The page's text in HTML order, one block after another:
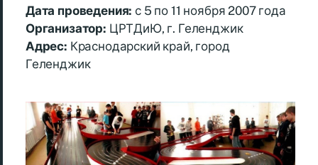
Дата проведения: с 5 по 11 ноября 2007 года
Организатор: ЦРТДиЮ, г. Геленджик
Адрес: Краснодарский край, город
Геленджик